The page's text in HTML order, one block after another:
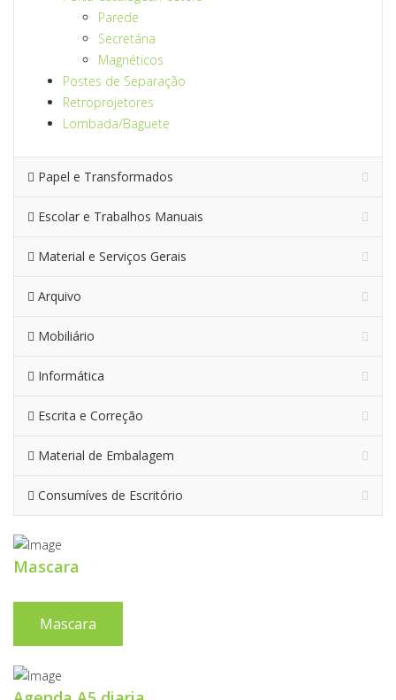
Parede
Secretária
Magnéticos
Postes de Separação
Retroprojetores
Lombada/Baguete
Papel e Transformados
Escolar e Trabalhos Manuais
Material e Serviços Gerais
Arquivo
Mobiliário
Informática
Escrita e Correção
Material de Embalagem
Consumíves de Escritório
Mascara
Mascara